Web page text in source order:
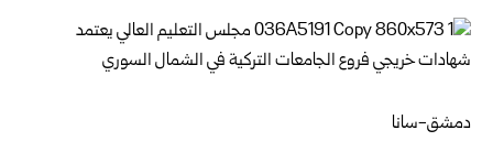
دمشق-سانا‏